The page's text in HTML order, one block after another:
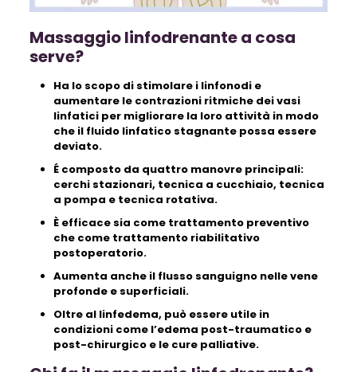
Massaggio linfodrenante a cosa
serve?
Ha lo scopo di stimolare i linfonodi e
aumentare le contrazioni ritmiche dei vasi
linfatici per migliorare la loro attività in modo
che il fluido linfatico stagnante possa essere
deviato.
É composto da quattro manovre principali:
cerchi stazionari, tecnica a cucchiaio, tecnica
a pompa e tecnica rotativa.
È efficace sia come trattamento preventivo
che come trattamento riabilitativo
postoperatorio.
Aumenta anche il flusso sanguigno nelle vene
profonde e superficiali.
Oltre al linfedema, può essere utile in
condizioni come l’edema post-traumatico e
post-chirurgico e le cure palliative.